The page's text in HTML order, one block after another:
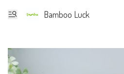
Bamboo Luck